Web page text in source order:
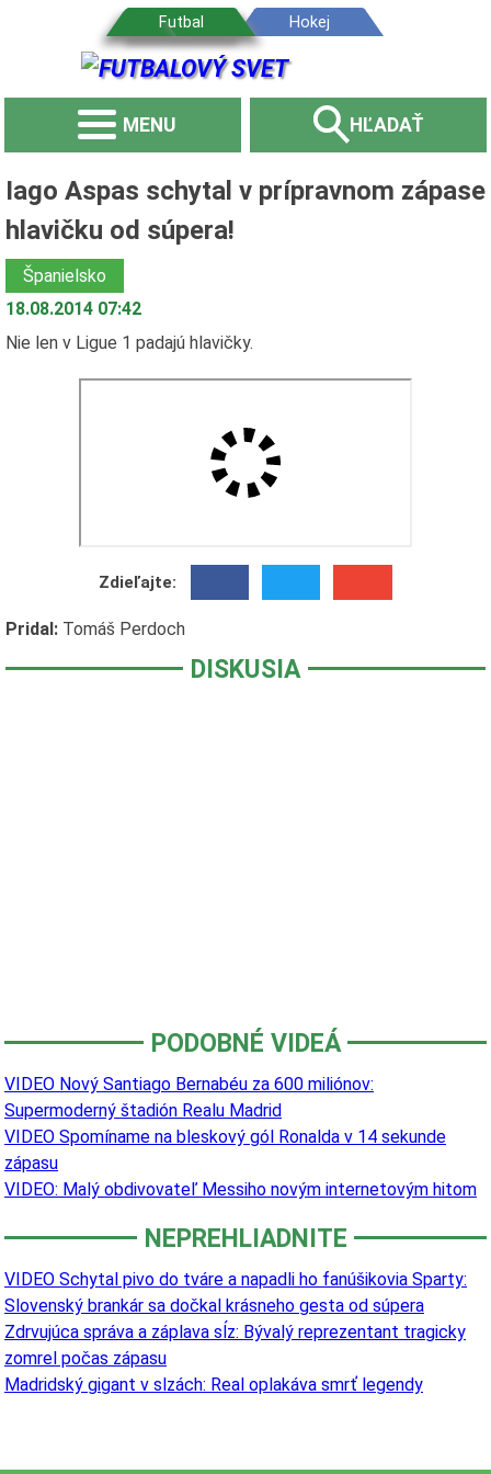
MENU HĽADAŤ
Iago Aspas schytal v prípravnom zápase
hlavičku od súpera!
Španielsko
18.08.2014 07:42
Nie len v Ligue 1 padajú hlavičky.
Zdieľajte:
Pridal: Tomáš Perdoch
DISKUSIA
PODOBNÉ VIDEÁ
VIDEO Nový Santiago Bernabéu za 600 miliónov:
Supermoderný štadión Realu Madrid
VIDEO Spomíname na bleskový gól Ronalda v 14 sekunde
zápasu
VIDEO: Malý obdivovateľ Messiho novým internetovým hitom
NEPREHLIADNITE
VIDEO Schytal pivo do tváre a napadli ho fanúšikovia Sparty:
Slovenský brankár sa dočkal krásneho gesta od súpera
Zdrvujúca správa a záplava sĺz: Bývalý reprezentant tragicky
zomrel počas zápasu
Madridský gigant v slzách: Real oplakáva smrť legendy